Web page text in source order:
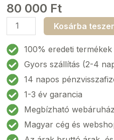
80 000 Ft
Guess
GW0488G4
Axle
Férfi
karóra
45mm
5ATM
mennyiség
Kosárba
100% eredeti termékek
Gyors szállítás (2-4
14 napos
1-3 év garancia
Megbízható
Magyar cég és